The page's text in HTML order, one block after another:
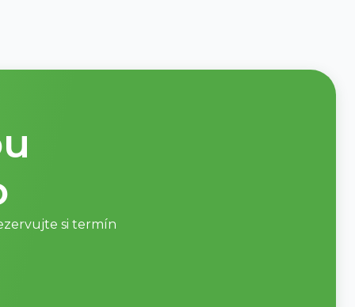
si termín